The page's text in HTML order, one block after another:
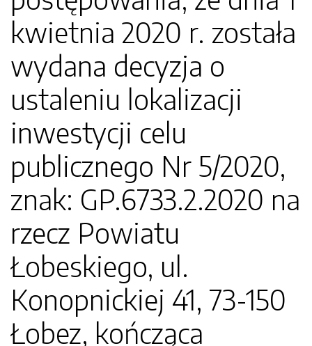
kwietnia 2020 r. została
wydana decyzja o
ustaleniu lokalizacji
inwestycji celu
publicznego Nr 5/2020,
znak: GP.6733.2.2020 na
rzecz Powiatu
Łobeskiego, ul.
Konopnickiej 41, 73-150
Łobez, kończąca